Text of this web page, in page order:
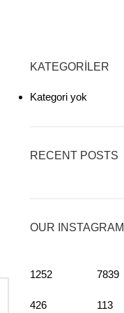
KATEGORILER
Kategori yok
RECENT POSTS
OUR INSTAGRAM
1252
426
7839
113